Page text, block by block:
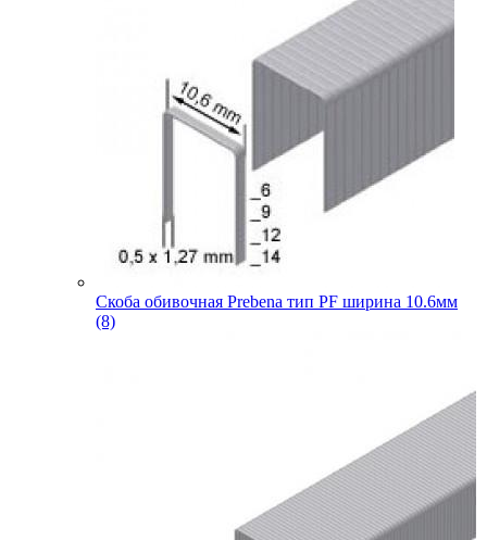
Скоба обивочная Prebena тип PF ширина 10.6мм
(8)